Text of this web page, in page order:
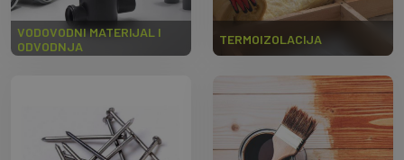
VODOVODNI MATERIJAL I
ODVODNJA
TERMOIZOLACIJA